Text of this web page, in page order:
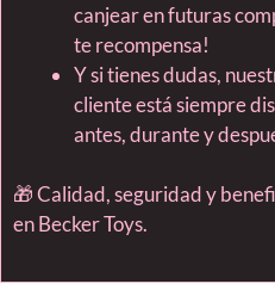
canjear en futuras
te recompensa!
Y si tienes dudas,
cliente está siempre
antes, durante y
🎁 Calidad, seguridad y
en Becker Toys.